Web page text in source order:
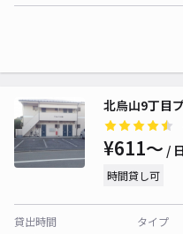
北烏山9丁目
¥611〜 / 日
時間貸し可
貸出時間
タイプ